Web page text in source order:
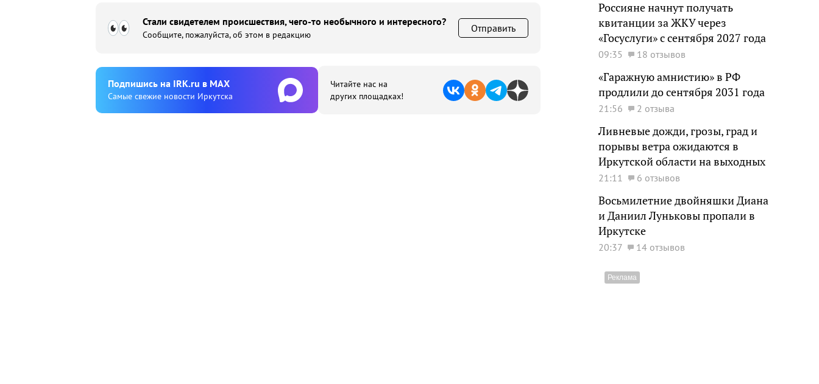
Стали свидетелем происшествия, чего-то необычного и интересного?
Сообщите, пожалуйста, об этом в редакцию
Отправить
Подпишиcь на IRK.ru в MAX
Cамые свежие новости Иркутска
Читайте нас на
других площадках!
Россияне начнут получать
квитанции за ЖКУ через
«Госуслуги» с сентября 2027 года
09:35 18 отзывов
«Гаражную амнистию» в РФ
продлили до сентября 2031 года
21:56 2 отзыва
Ливневые дожди, грозы, град и
порывы ветра ожидаются в
Иркутской области на выходных
21:11 6 отзывов
Восьмилетние двойняшки Диана
и Даниил Луньковы пропали в
Иркутске
20:37 14 отзывов